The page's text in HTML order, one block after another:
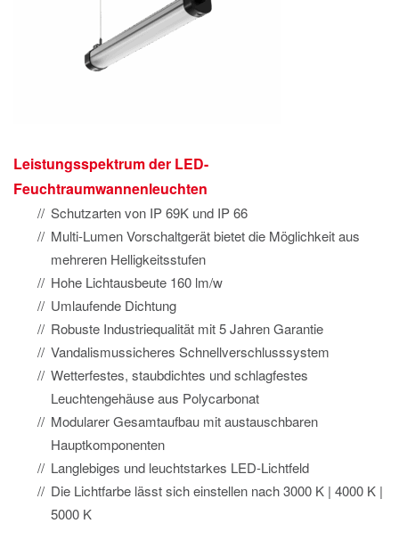
Leistungsspektrum der LED-
Feuchtraumwannenleuchten
Schutzarten von IP 69K und IP 66
Multi-Lumen Vorschaltgerät bietet die Möglichkeit aus
mehreren Helligkeitsstufen
Hohe Lichtausbeute 160 lm/w
Umlaufende Dichtung
Robuste Industriequalität mit 5 Jahren Garantie
Vandalismussicheres Schnellverschlusssystem
Wetterfestes, staubdichtes und schlagfestes
Leuchtengehäuse aus Polycarbonat
Modularer Gesamtaufbau mit austauschbaren
Hauptkomponenten
Langlebiges und leuchtstarkes LED-Lichtfeld
Die Lichtfarbe lässt sich einstellen nach 3000 K | 4000 K |
5000 K